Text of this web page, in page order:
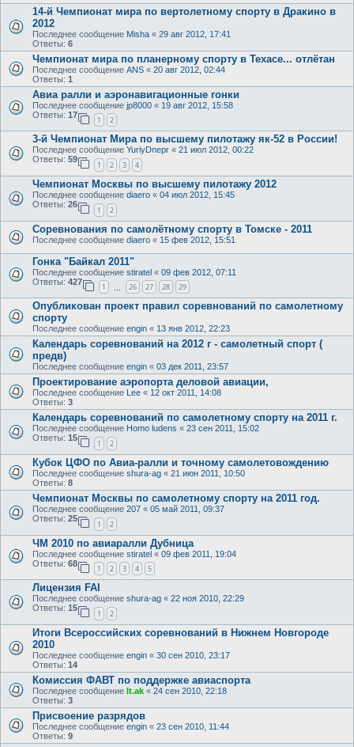
14-й Чемпионат мира по вертолетному спорту в Дракино в
2012
Последнее сообщение Misha « 29 авг 2012, 17:41
Ответы: 6
Чемпионат мира по планерному спорту в Техасе... отлётан
Последнее сообщение ANS « 20 авг 2012, 02:44
Ответы: 1
Авиа ралли и аэронавигационные гонки
Последнее сообщение jp8000 « 19 авг 2012, 15:58
Ответы: 17
1 2
3-й Чемпионат Мира по высшему пилотажу як-52 в России!
Последнее сообщение YuriyDnepr « 21 июл 2012, 00:22
Ответы: 59
1 2 3 4
Чемпионат Москвы по высшему пилотажу 2012
Последнее сообщение diaero « 04 июл 2012, 15:45
Ответы: 26
1 2
Соревнования по самолётному спорту в Томске - 2011
Последнее сообщение diaero « 15 фев 2012, 15:51
Гонка "Байкал 2011"
Последнее сообщение stiratel « 09 фев 2012, 07:11
Ответы: 427
1 26 27 28 29
Опубликован проект правил соревнований по самолетному
спорту
Последнее сообщение engin « 13 янв 2012, 22:23
Календарь соревнований на 2012 г - самолетный спорт (
предв)
Последнее сообщение engin « 03 дек 2011, 23:57
Проектирование аэропорта деловой авиации,
Последнее сообщение Lee « 12 окт 2011, 14:08
Ответы: 3
Календарь соревнований по самолетному спорту на 2011 г.
Последнее сообщение Homo ludens « 23 сен 2011, 15:02
Ответы: 15
1 2
Кубок ЦФО по Авиа-ралли и точному самолетовождению
Последнее сообщение shura-ag « 21 июн 2011, 10:50
Ответы: 8
Чемпионат Москвы по самолетному спорту на 2011 год.
Последнее сообщение 207 « 05 май 2011, 09:37
Ответы: 25
1 2
ЧМ 2010 по авиаралли Дубница
Последнее сообщение stiratel « 09 фев 2011, 19:04
Ответы: 68
1 2 3 4 5
Лицензия FAI
Последнее сообщение shura-ag « 22 ноя 2010, 22:29
Ответы: 15
1 2
Итоги Всероссийских соревнований в Нижнем Новгороде
2010
Последнее сообщение engin « 30 сен 2010, 23:17
Ответы: 14
Комиссия ФАВТ по поддержке авиаспорта
Последнее сообщение lt.ak « 24 сен 2010, 22:18
Ответы: 3
Присвоение разрядов
Последнее сообщение engin « 23 сен 2010, 11:44
Ответы: 9